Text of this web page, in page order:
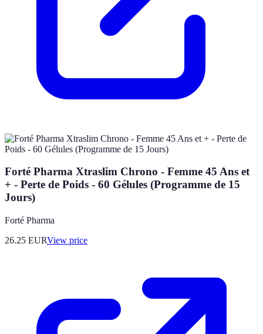
Forté Pharma Xtraslim Chrono - Femme 45 Ans et
+ - Perte de Poids - 60 Gélules (Programme de 15
Jours)
Forté Pharma
26.25 EURView price